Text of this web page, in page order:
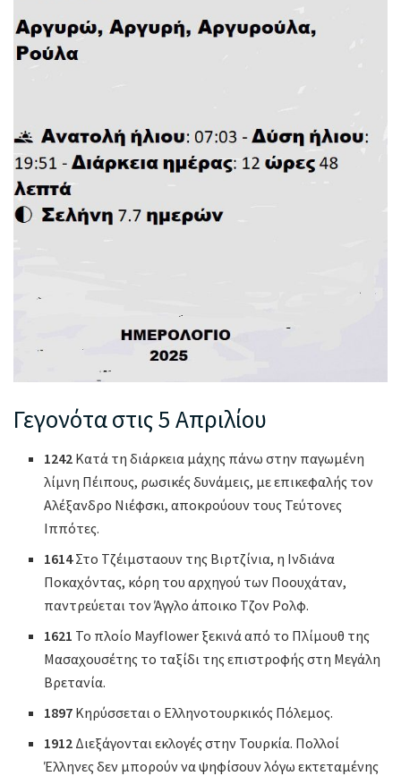
Γεγονότα στις 5 Απριλίου
1242 Κατά τη διάρκεια μάχης πάνω στην παγωμένη
λίμνη Πέιπους, ρωσικές δυνάμεις, με επικεφαλής τον
Αλέξανδρο Νιέφσκι, αποκρούουν τους Τεύτονες
Ιππότες.
1614Στο Τζέιμσταουν της Βιρτζίνια, η Ινδιάνα
Ποκαχόντας, κόρη του αρχηγού των Ποουχάταν,
παντρεύεται τον Άγγλο άποικο Τζον Ρολφ.
1621 Το πλοίο Mayflower ξεκινά από το Πλίμουθ της
Μασαχουσέτης το ταξίδι της επιστροφής στη Μεγάλη
Βρετανία.
1897 Κηρύσσεται ο Ελληνοτουρκικός Πόλεμος.
1912 Διεξάγονται εκλογές στην Τουρκία. Πολλοί
Έλληνες δεν μπορούν να ψηφίσουν λόγω εκτεταμένης